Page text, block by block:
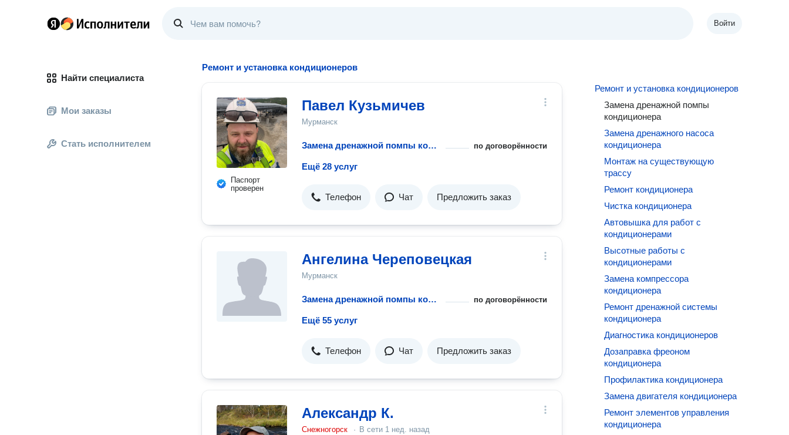
Войти
Найти специалиста
Мои заказы
Стать исполнителем
Ремонт и установка кондиционеров
Паспорт
проверен
Павел Кузьмичев
Мурманск
Замена дренажной помпы кондиционера по договорённости
Ещё 28 услуг
Телефон Чат Предложить заказ
Ангелина Череповецкая
Мурманск
Замена дренажной помпы кондиционера по договорённости
Ещё 55 услуг
Телефон Чат Предложить заказ
Александр К.
Снежногорск · В сети 1 нед. назад
Ремонт и установка кондиционеров
Замена дренажной помпы
кондиционера
Замена дренажного насоса
кондиционера
Монтаж на существующую
трассу
Ремонт кондиционера
Чистка кондиционера
Автовышка для работ с
кондиционерами
Высотные работы с
кондиционерами
Замена компрессора
кондиционера
Ремонт дренажной системы
кондиционера
Диагностика кондиционеров
Дозаправка фреоном
кондиционера
Профилактика кондиционера
Замена двигателя кондиционера
Ремонт элементов управления
кондиционера